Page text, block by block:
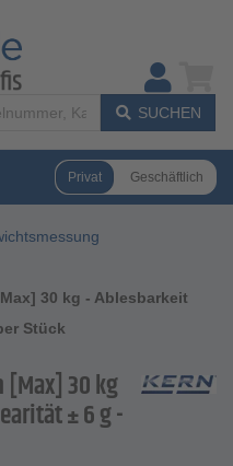
SUCHEN
Privat Geschäftlich
30 kg - Ablesbarkeit
Stück
[Max] 30 kg
± 6 g -